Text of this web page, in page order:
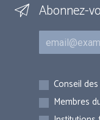
Abonnez-
Courriel
Inscriptions
Conseil
Membres